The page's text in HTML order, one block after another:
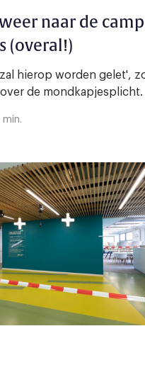
naar de
(overal!)
hierop worden gelet',
de mondkapjesplicht.